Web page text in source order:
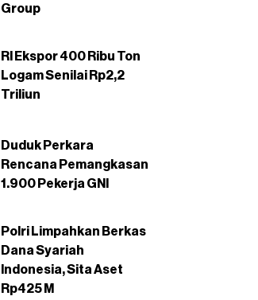
Group
RI Ekspor 400 Ribu Ton
Logam Senilai Rp2,2
Triliun
Duduk Perkara
Rencana Pemangkasan
1.900 Pekerja GNI
Polri Limpahkan Berkas
Dana Syariah
Indonesia, Sita Aset
Rp425 M